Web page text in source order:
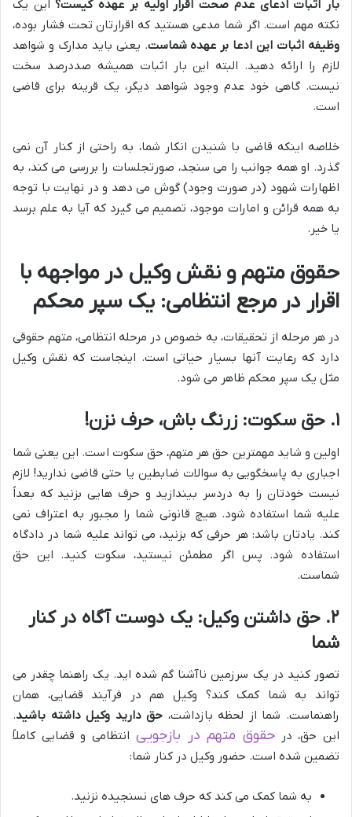
بار اثبات ادعای عدم صحت اقرار اولیه بر عهده کیست؟این یک
نکته مهم است. اگر شما مدعی هستید که اقرارتان تحت فشار بوده،
وظیفه اثبات این ادعا بر عهده شماست. یعنی باید مدارک و شواهد
لازم را ارائه دهید. البته این بار اثبات همیشه صددرصد سخت
نیست. گاهی خود عدم وجود شواهد دیگر، یک قرینه برای قاضی
است.
خلاصه اینکه قاضی با شنیدن انکار شما، به راحتی از کنار آن نمی
گذرد. او همه جوانب را می سنجد، صورتجلسات را بررسی می کند، به
اظهارات شهود (در صورت وجود) گوش می دهد و در نهایت با توجه
به همه قرائن و امارات موجود، تصمیم می گیرد که آیا به علم برسد
یا خیر.
حقوق متهم و نقش وکیل در مواجهه با
اقرار در مرجع انتظامی: یک سپر محکم
در هر مرحله از تحقیقات، به خصوص در مرحله انتظامی، متهم حقوقی
دارد که رعایت آنها بسیار حیاتی است. اینجاست که نقش وکیل
مثل یک سپر محکم ظاهر می شود.
۱. حق سکوت: زرنگ باش، حرف نزن!
اولین و شاید مهمترین حق هر متهم، حق سکوت است. این یعنی شما
اجباری به پاسخگویی به سوالات ضابطین یا حتی قاضی ندارید! لازم
نیست خودتان را به دردسر بیندازید و حرف هایی بزنید که بعداً
علیه شما استفاده شود. هیچ قانونی شما را مجبور به اعتراف نمی
کند. یادتان باشد: هر حرفی که بزنید، می تواند علیه شما در دادگاه
استفاده شود. پس اگر مطمئن نیستید، سکوت کنید. این حق
شماست.
۲. حق داشتن وکیل: یک دوست آگاه در کنار
شما
تصور کنید در یک سرزمین ناآشنا گم شده اید. یک راهنما چقدر می
تواند به شما کمک کند؟ وکیل هم در فرآیند قضایی، همان
راهنماست. شما از لحظه بازداشت، حق دارید وکیل داشته باشید.
این حق، درحقوق متهم در بازجویی انتظامی و قضایی کاملاً
تضمین شده است. حضور وکیل در کنار شما:
به شما کمک می کند که حرف های نسنجیده نزنید.